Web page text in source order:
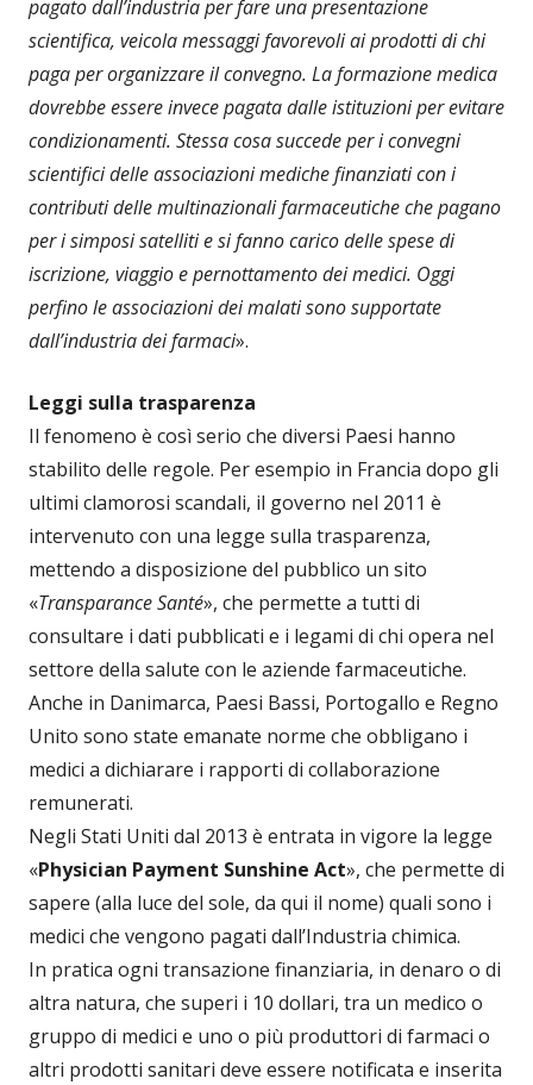
pagato dall’industria per fare una presentazione
scientifica, veicola messaggi favorevoli ai prodotti di chi
paga per organizzare il convegno. La formazione medica
dovrebbe essere invece pagata dalle istituzioni per evitare
condizionamenti. Stessa cosa succede per i convegni
scientifici delle associazioni mediche finanziati con i
contributi delle multinazionali farmaceutiche che pagano
per i simposi satelliti e si fanno carico delle spese di
iscrizione, viaggio e pernottamento dei medici. Oggi
perfino le associazioni dei malati sono supportate
dall’industria dei farmaci».
Leggi sulla trasparenza
Il fenomeno è così serio che diversi Paesi hanno
stabilito delle regole. Per esempio in Francia dopo gli
ultimi clamorosi scandali, il governo nel 2011 è
intervenuto con una legge sulla trasparenza,
mettendo a disposizione del pubblico un sito
«Transparance Santé», che permette a tutti di
consultare i dati pubblicati e i legami di chi opera nel
settore della salute con le aziende farmaceutiche.
Anche in Danimarca, Paesi Bassi, Portogallo e Regno
Unito sono state emanate norme che obbligano i
medici a dichiarare i rapporti di collaborazione
remunerati.
Negli Stati Uniti dal 2013 è entrata in vigore la legge
«Physician Payment Sunshine Act», che permette di
sapere (alla luce del sole, da qui il nome) quali sono i
medici che vengono pagati dall’Industria chimica.
In pratica ogni transazione finanziaria, in denaro o di
altra natura, che superi i 10 dollari, tra un medico o
gruppo di medici e uno o più produttori di farmaci o
altri prodotti sanitari deve essere notificata e inserita